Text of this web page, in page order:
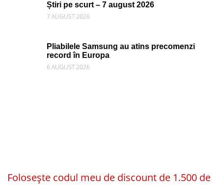
Știri pe scurt – 7 august 2026
7 AUGUST 2026
Pliabilele Samsung au atins precomenzi
record în Europa
6 AUGUST 2026
Folosește codul meu de discount de 1.500 de